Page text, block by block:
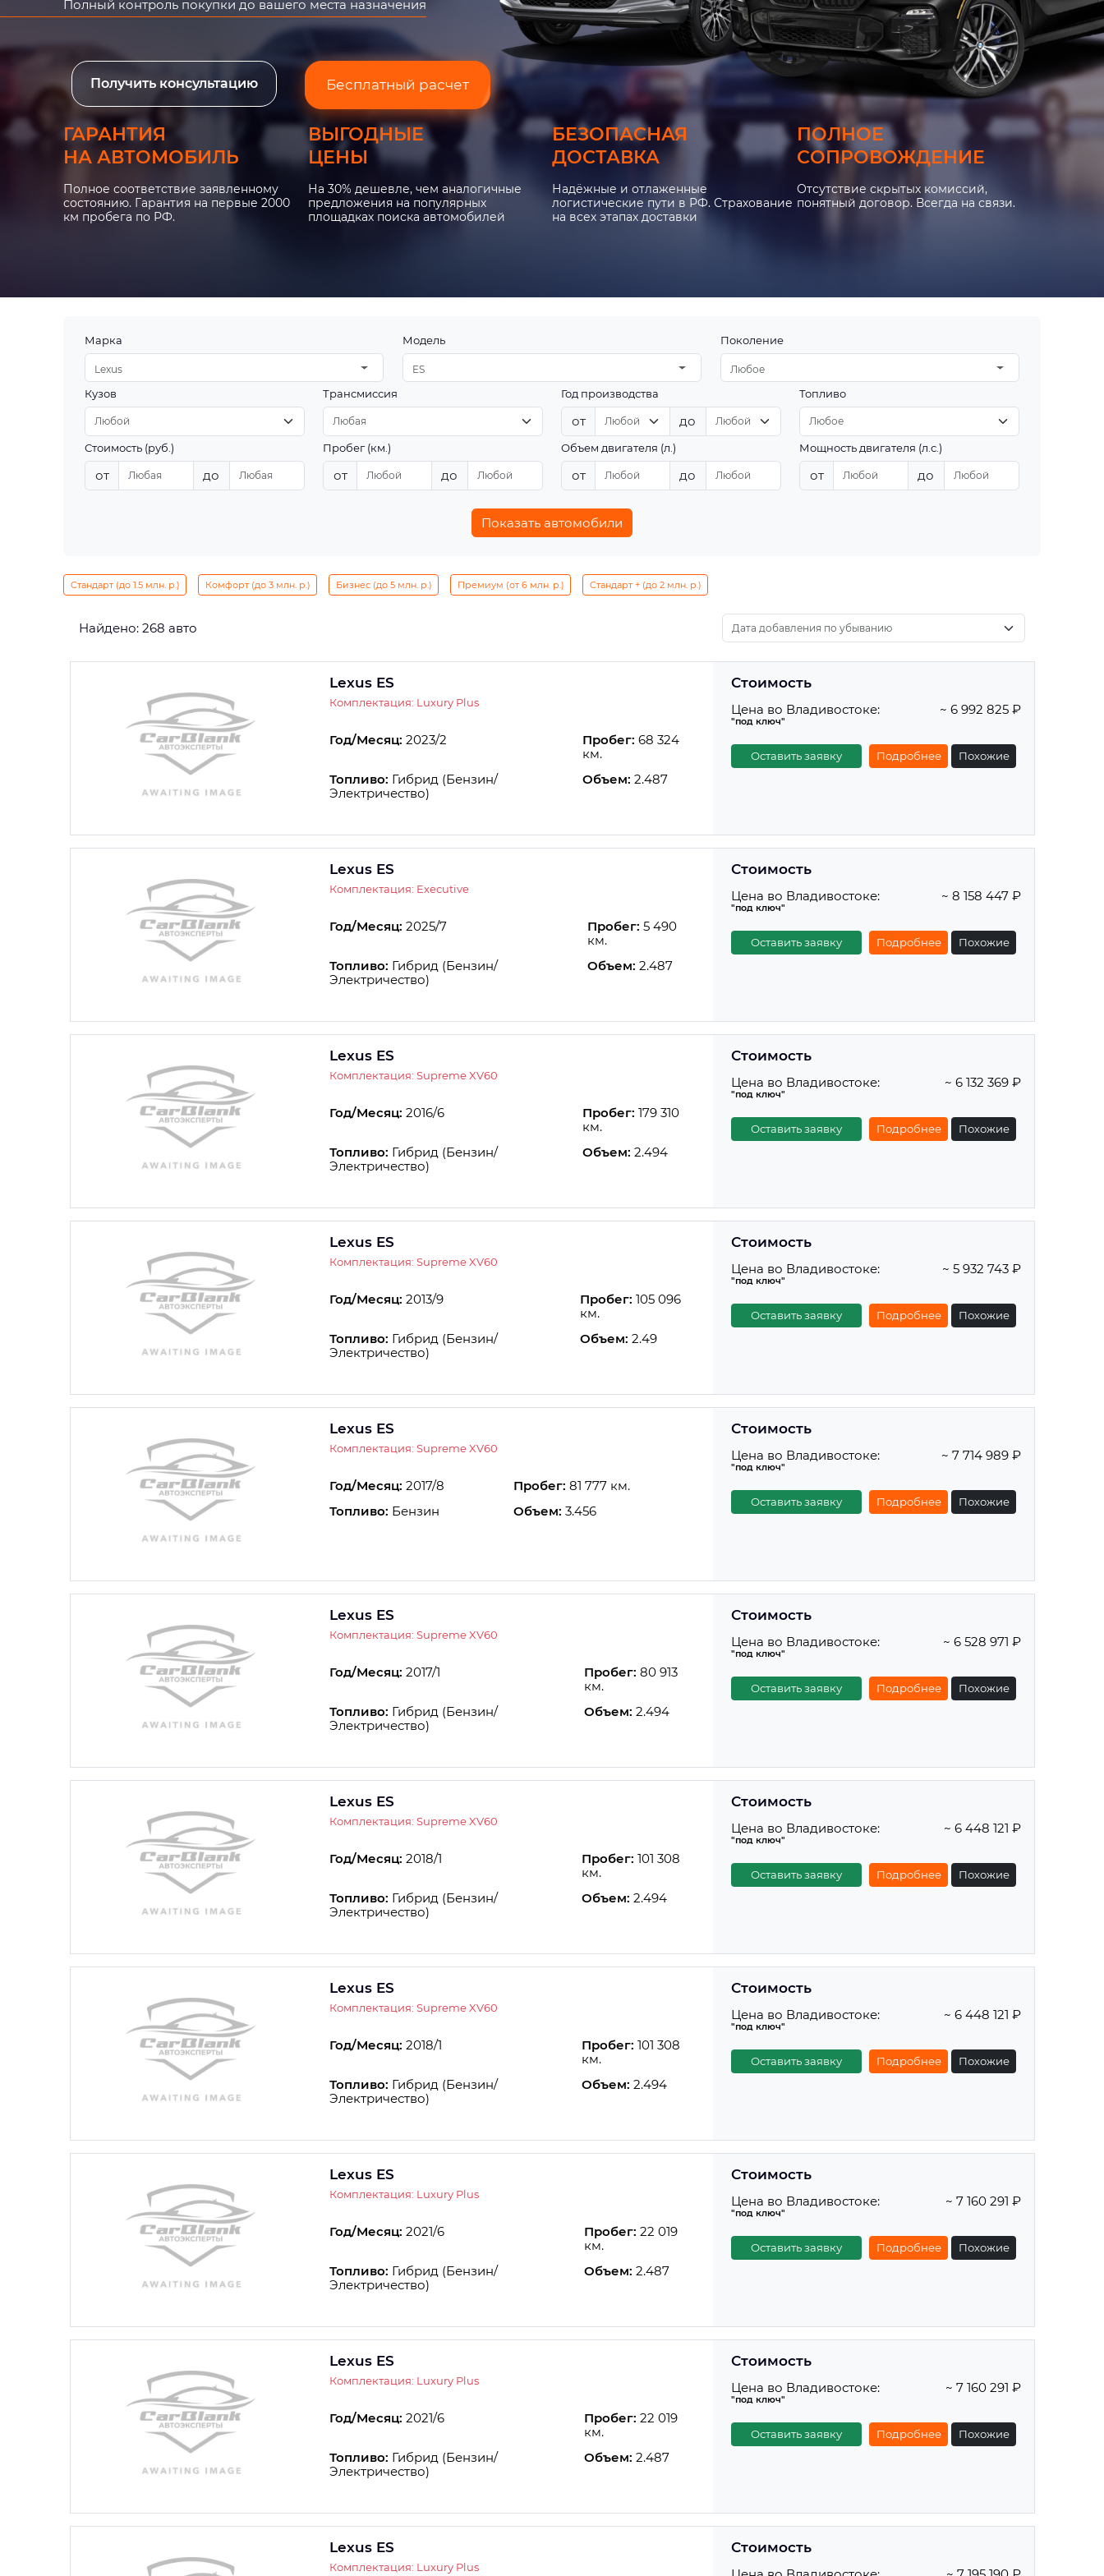
Полный контроль покупки до вашего места назначения
Получить консультацию Бесплатный расчет
ГАРАНТИЯ
НА АВТОМОБИЛЬ
Полное соответствие заявленному
состоянию. Гарантия на первые 2000
км пробега по РФ.
ВЫГОДНЫЕ
ЦЕНЫ
На 30% дешевле, чем аналогичные
предложения на популярных
площадках поиска автомобилей
БЕЗОПАСНАЯ
ДОСТАВКА
Надёжные и отлаженные
логистические пути в РФ. Страхование
на всех этапах доставки
ПОЛНОЕ
СОПРОВОЖДЕНИЕ
Отсутствие скрытых комиссий,
понятный договор. Всегда на связи.
Марка
Lexus
Модель
ES
Поколение
Любое
Кузов Трансмиссия Год производства
от до
Топливо
Стоимость (руб.)
от до
Пробег (км.)
от до
Объем двигателя (л.)
от до
Мощность двигателя (л.с.)
от до
Показать автомобили
Стандарт (до 1.5 млн. р.) Комфорт (до 3 млн. р.) Бизнес (до 5 млн. р.) Премиум (от 6 млн. р.) Стандарт + (до 2 млн. р.)
Найдено: 268 авто
Lexus ES
Комплектация: Luxury Plus
Год/Месяц: 2023/2 Пробег: 68 324
км.
Топливо: Гибрид (Бензин/
Электричество)
Объем: 2.487
Стоимость
Цена во Владивостоке:
"под ключ"
~ 6 992 825 ₽
Оставить заявку Подробнее Похожие
Lexus ES
Комплектация: Executive
Год/Месяц: 2025/7 Пробег: 5 490
км.
Топливо: Гибрид (Бензин/
Электричество)
Объем: 2.487
Стоимость
Цена во Владивостоке:
"под ключ"
~ 8 158 447 ₽
Оставить заявку Подробнее Похожие
Lexus ES
Комплектация: Supreme XV60
Год/Месяц: 2016/6 Пробег: 179 310
км.
Топливо: Гибрид (Бензин/
Электричество)
Объем: 2.494
Стоимость
Цена во Владивостоке:
"под ключ"
~ 6 132 369 ₽
Оставить заявку Подробнее Похожие
Lexus ES
Комплектация: Supreme XV60
Год/Месяц: 2013/9 Пробег: 105 096
км.
Топливо: Гибрид (Бензин/
Электричество)
Объем: 2.49
Стоимость
Цена во Владивостоке:
"под ключ"
~ 5 932 743 ₽
Оставить заявку Подробнее Похожие
Lexus ES
Комплектация: Supreme XV60
Год/Месяц: 2017/8 Пробег: 81 777 км.
Топливо: Бензин Объем: 3.456
Стоимость
Цена во Владивостоке:
"под ключ"
~ 7 714 989 ₽
Оставить заявку Подробнее Похожие
Lexus ES
Комплектация: Supreme XV60
Год/Месяц: 2017/1 Пробег: 80 913
км.
Топливо: Гибрид (Бензин/
Электричество)
Объем: 2.494
Стоимость
Цена во Владивостоке:
"под ключ"
~ 6 528 971 ₽
Оставить заявку Подробнее Похожие
Lexus ES
Комплектация: Supreme XV60
Год/Месяц: 2018/1 Пробег: 101 308
км.
Топливо: Гибрид (Бензин/
Электричество)
Объем: 2.494
Стоимость
Цена во Владивостоке:
"под ключ"
~ 6 448 121 ₽
Оставить заявку Подробнее Похожие
Lexus ES
Комплектация: Supreme XV60
Год/Месяц: 2018/1 Пробег: 101 308
км.
Топливо: Гибрид (Бензин/
Электричество)
Объем: 2.494
Стоимость
Цена во Владивостоке:
"под ключ"
~ 6 448 121 ₽
Оставить заявку Подробнее Похожие
Lexus ES
Комплектация: Luxury Plus
Год/Месяц: 2021/6 Пробег: 22 019
км.
Топливо: Гибрид (Бензин/
Электричество)
Объем: 2.487
Стоимость
Цена во Владивостоке:
"под ключ"
~ 7 160 291 ₽
Оставить заявку Подробнее Похожие
Lexus ES
Комплектация: Luxury Plus
Год/Месяц: 2021/6 Пробег: 22 019
км.
Топливо: Гибрид (Бензин/
Электричество)
Объем: 2.487
Стоимость
Цена во Владивостоке:
"под ключ"
~ 7 160 291 ₽
Оставить заявку Подробнее Похожие
Lexus ES
Комплектация: Luxury Plus
Стоимость